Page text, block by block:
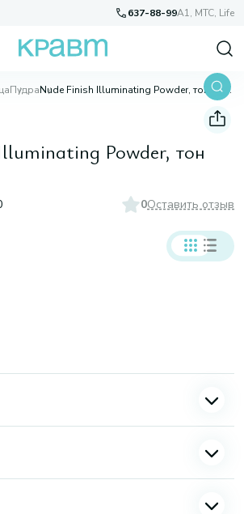
637-88-99A1, МТС, Life
Пудра Nude Finish Illuminating Powder, тон Nude
Powder, тон
0Оставить отзыв